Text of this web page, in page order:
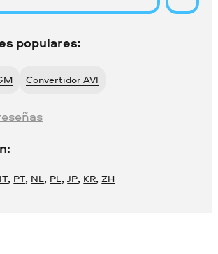
populares:
Convertidor AVI
IT, PT, NL, PL,JP, KR,ZH